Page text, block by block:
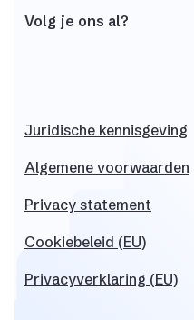
Juridische kennisgeving
Algemene voorwaarden
Privacy statement
Cookiebeleid (EU)
Privacyverklaring (EU)
Volg je ons al?